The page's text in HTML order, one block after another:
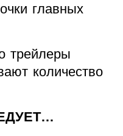
главных
трейлеры
количество